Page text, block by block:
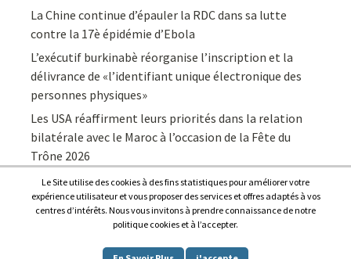
La Chine continue d’épauler la RDC dans sa lutte
contre la 17è épidémie d’Ebola
L’exécutif burkinabè réorganise l’inscription et la
délivrance de «l’identifiant unique électronique des
personnes physiques»
Les USA réaffirment leurs priorités dans la relation
bilatérale avec le Maroc à l’occasion de la Fête du
Trône 2026
Afrique7, l’info du continent en continu
Le Site utilise des cookies à des fins statistiques pour améliorer votre
expérience utilisateur et vous proposer des services et offres adaptés à vos
centres d’intérêts. Nous vous invitons à prendre connaissance de notre
politique cookies et à l’accepter.